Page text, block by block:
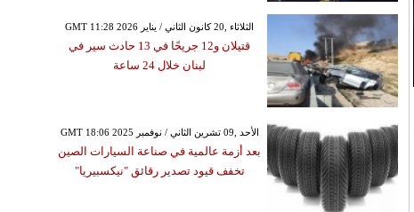
GMT 11:28 2026 الثلاثاء ,20 كانون الثاني / يناير
قتيلان و12 جريحًا في 13 حادث سير في
لبنان خلال 24 ساعة
GMT 18:06 2025 الأحد ,09 تشرين الثاني / نوفمبر
بعد أزمة عالمية في صناعة السيارات الصين
تخفف قيود تصدير رقائق "نيكسبيريا"